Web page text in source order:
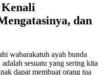
dan
wabarakatuh ayah bunda
sesuatu yang sering kita
dapat membuat orang tua